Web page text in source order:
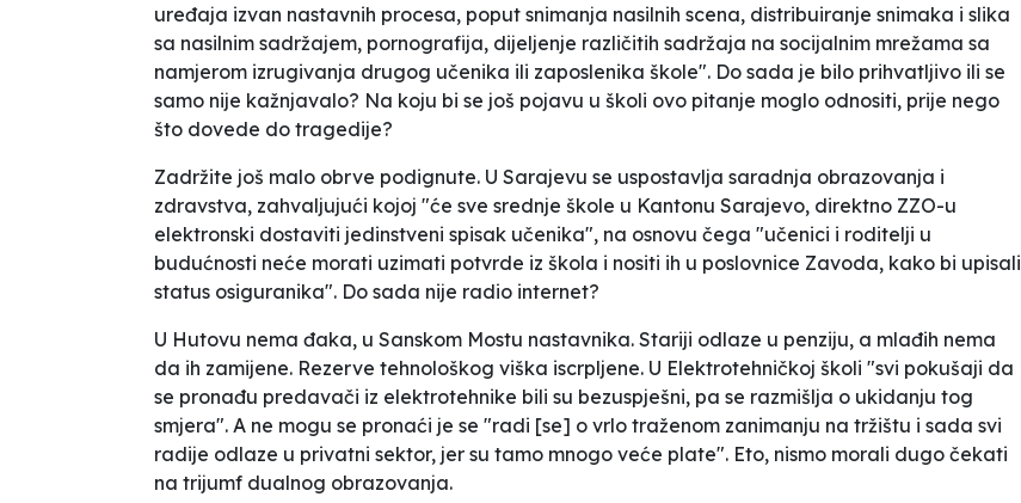
uređaja izvan nastavnih procesa, poput snimanja nasilnih scena, distribuiranje snimaka i slika
sa nasilnim sadržajem, pornografija, dijeljenje različitih sadržaja na socijalnim mrežama sa
namjerom izrugivanja drugog učenika ili zaposlenika škole". Do sada je bilo prihvatljivo ili se
samo nije kažnjavalo? Na koju bi se još pojavu u školi ovo pitanje moglo odnositi, prije nego
što dovede do tragedije?
Zadržite još malo obrve podignute. U Sarajevu se uspostavlja saradnja obrazovanja i
zdravstva, zahvaljujući kojoj "će sve srednje škole u Kantonu Sarajevo, direktno ZZO-u
elektronski dostaviti jedinstveni spisak učenika", na osnovu čega "učenici i roditelji u
budućnosti neće morati uzimati potvrde iz škola i nositi ih u poslovnice Zavoda, kako bi upisali
status osiguranika". Do sada nije radio internet?
U Hutovu nema đaka, u Sanskom Mostu nastavnika. Stariji odlaze u penziju, a mlađih nema
da ih zamijene. Rezerve tehnološkog viška iscrpljene. U Elektrotehničkoj školi "svi pokušaji da
se pronađu predavači iz elektrotehnike bili su bezuspješni, pa se razmišlja o ukidanju tog
smjera". A ne mogu se pronaći je se "radi [se] o vrlo traženom zanimanju na tržištu i sada svi
radije odlaze u privatni sektor, jer su tamo mnogo veće plate". Eto, nismo morali dugo čekati
na trijumf dualnog obrazovanja.